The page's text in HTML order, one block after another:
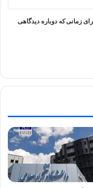
زمانی که دوباره دیدگاهی